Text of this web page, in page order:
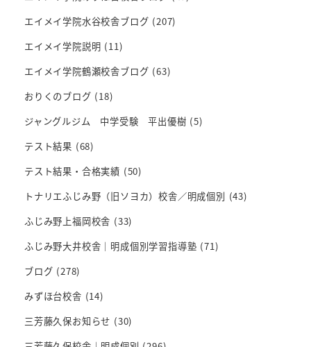
エイメイ学院水谷校舎ブログ (207)
エイメイ学院説明 (11)
エイメイ学院鶴瀬校舎ブログ (63)
おりくのブログ (18)
ジャングルジム 中学受験 平出優樹 (5)
テスト結果 (68)
テスト結果・合格実績 (50)
トナリエふじみ野（旧ソヨカ）校舎／明成個別 (43)
ふじみ野上福岡校舎 (33)
ふじみ野大井校舎｜明成個別学習指導塾 (71)
ブログ (278)
みずほ台校舎 (14)
三芳藤久保お知らせ (30)